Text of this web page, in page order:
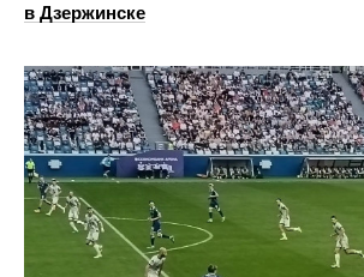
в Дзержинске